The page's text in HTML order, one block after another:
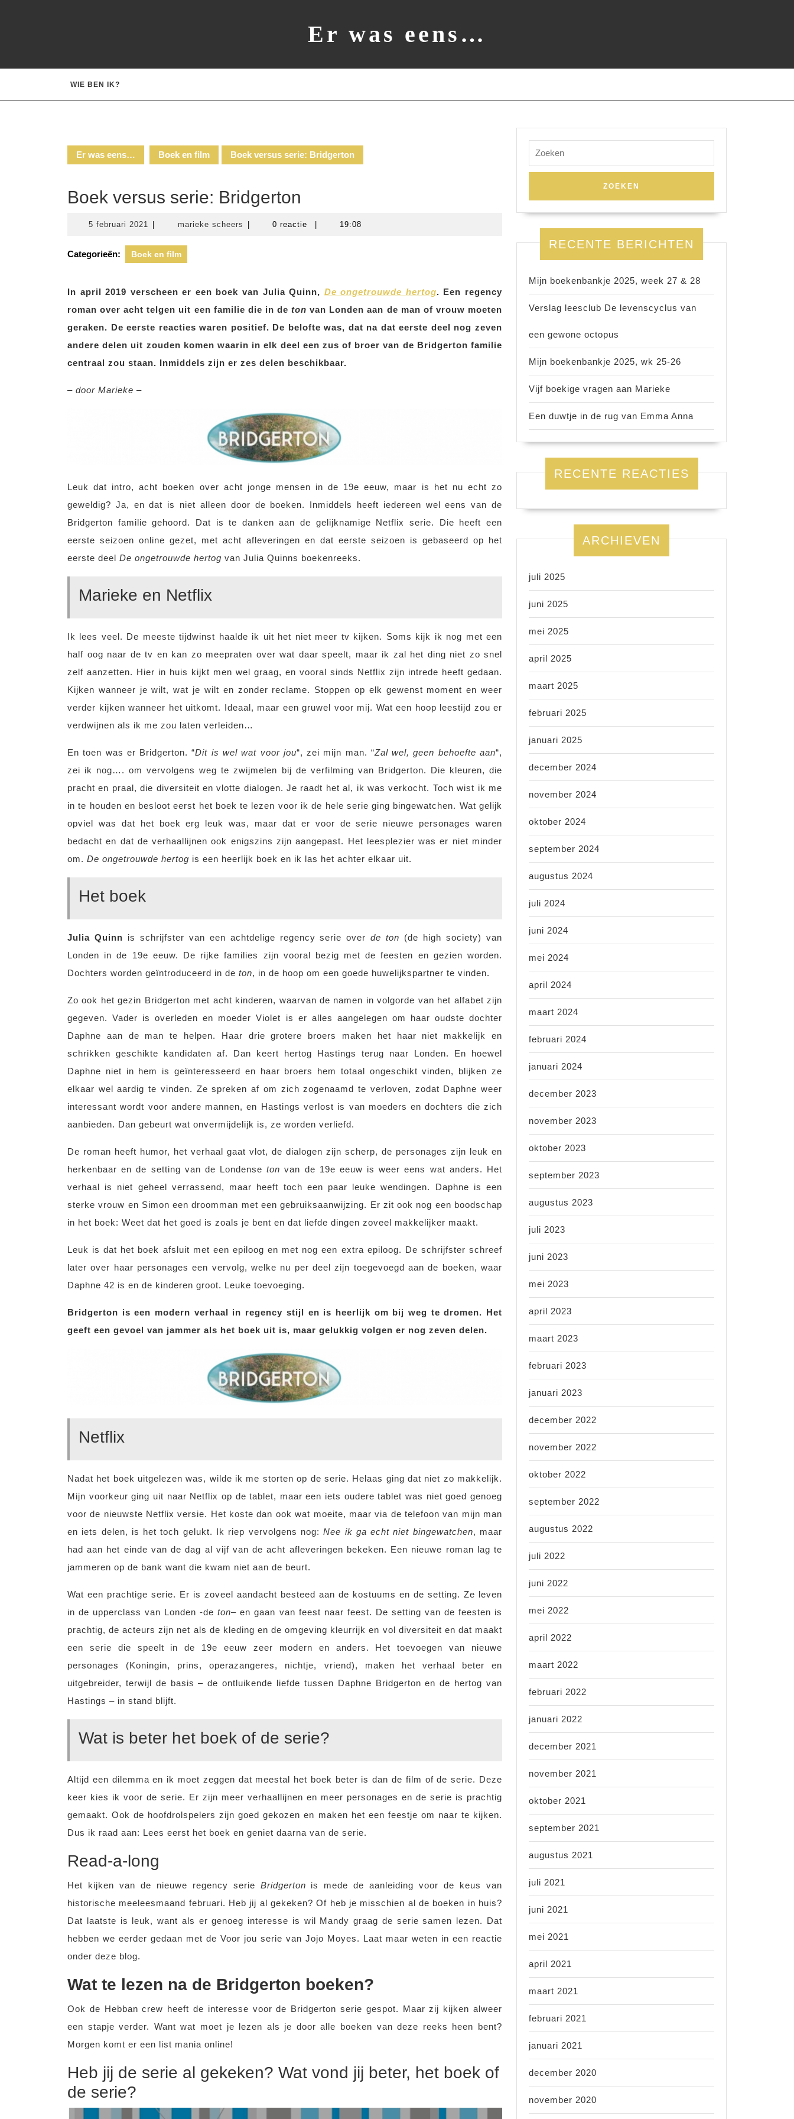
Er was eens…
WIE BEN IK?
Er was eens… Boek en film Boek versus serie: Bridgerton
Boek versus serie: Bridgerton
5 februari 2021
2021
marieke scheers marieke0 reactie 19:08
Categorieën: Boek en film
In april 2019 verscheen er een boek van Julia Quinn, De ongetrouwde hertog. Een regency
roman over acht telgen uit een familie die in deton van Londen aan de man of vrouw moeten
geraken. De eerste reacties waren positief. De belofte was, dat na dat eerste deel nog zeven
andere delen uit zouden komen waarin in elk deel een zus of broer van de Bridgerton familie
centraal zou staan. Inmiddels zijn er zes delen beschikbaar.
– door Marieke –
Leuk dat intro, acht boeken over acht jonge mensen in de 19e eeuw, maar is het nu echt zo
geweldig? Ja, en dat is niet alleen door de boeken. Inmiddels heeft iedereen wel eens van de
Bridgerton familie gehoord. Dat is te danken aan de gelijknamige Netflix serie. Die heeft een
eerste seizoen online gezet, met acht afleveringen en dat eerste seizoen is gebaseerd op het
eerste deel De ongetrouwde hertog van Julia Quinns boekenreeks.
Marieke en Netflix
Ik lees veel. De meeste tijdwinst haalde ik uit het niet meer tv kijken. Soms kijk ik nog met een
half oog naar de tv en kan zo meepraten over wat daar speelt, maar ik zal het ding niet zo snel
zelf aanzetten. Hier in huis kijkt men wel graag, en vooral sinds Netflix zijn intrede heeft gedaan.
Kijken wanneer je wilt, wat je wilt en zonder reclame. Stoppen op elk gewenst moment en weer
verder kijken wanneer het uitkomt. Ideaal, maar een gruwel voor mij. Wat een hoop leestijd zou er
verdwijnen als ik me zou laten verleiden…
En toen was er Bridgerton. “Dit is wel wat voor jou“, zei mijn man. “Zal wel, geen behoefte aan“,
zei ik nog…. om vervolgens weg te zwijmelen bij de verfilming van Bridgerton. Die kleuren, die
pracht en praal, die diversiteit en vlotte dialogen. Je raadt het al, ik was verkocht. Toch wist ik me
in te houden en besloot eerst het boek te lezen voor ik de hele serie ging bingewatchen. Wat gelijk
opviel was dat het boek erg leuk was, maar dat er voor de serie nieuwe personages waren
bedacht en dat de verhaallijnen ook enigszins zijn aangepast. Het leesplezier was er niet minder
om. De ongetrouwde hertog is een heerlijk boek en ik las het achter elkaar uit.
Het boek
Julia Quinn is schrijfster van een achtdelige regency serie overde ton (de high society) van
Londen in de 19e eeuw. De rijke families zijn vooral bezig met de feesten en gezien worden.
Dochters worden geïntroduceerd in de ton, in de hoop om een goede huwelijkspartner te vinden.
Zo ook het gezin Bridgerton met acht kinderen, waarvan de namen in volgorde van het alfabet zijn
gegeven. Vader is overleden en moeder Violet is er alles aangelegen om haar oudste dochter
Daphne aan de man te helpen. Haar drie grotere broers maken het haar niet makkelijk en
schrikken geschikte kandidaten af. Dan keert hertog Hastings terug naar Londen. En hoewel
Daphne niet in hem is geïnteresseerd en haar broers hem totaal ongeschikt vinden, blijken ze
elkaar wel aardig te vinden. Ze spreken af om zich zogenaamd te verloven, zodat Daphne weer
interessant wordt voor andere mannen, en Hastings verlost is van moeders en dochters die zich
aanbieden. Dan gebeurt wat onvermijdelijk is, ze worden verliefd.
De roman heeft humor, het verhaal gaat vlot, de dialogen zijn scherp, de personages zijn leuk en
herkenbaar en de setting van de Londenseton van de 19e eeuw is weer eens wat anders. Het
verhaal is niet geheel verrassend, maar heeft toch een paar leuke wendingen. Daphne is een
sterke vrouw en Simon een droomman met een gebruiksaanwijzing. Er zit ook nog een boodschap
in het boek: Weet dat het goed is zoals je bent en dat liefde dingen zoveel makkelijker maakt.
Leuk is dat het boek afsluit met een epiloog en met nog een extra epiloog. De schrijfster schreef
later over haar personages een vervolg, welke nu per deel zijn toegevoegd aan de boeken, waar
Daphne 42 is en de kinderen groot. Leuke toevoeging.
Bridgerton is een modern verhaal in regency stijl en is heerlijk om bij weg te dromen. Het
geeft een gevoel van jammer als het boek uit is, maar gelukkig volgen er nog zeven delen.
Netflix
Nadat het boek uitgelezen was, wilde ik me storten op de serie. Helaas ging dat niet zo makkelijk.
Mijn voorkeur ging uit naar Netflix op de tablet, maar een iets oudere tablet was niet goed genoeg
voor de nieuwste Netflix versie. Het koste dan ook wat moeite, maar via de telefoon van mijn man
en iets delen, is het toch gelukt. Ik riep vervolgens nog:Nee ik ga echt niet bingewatchen, maar
had aan het einde van de dag al vijf van de acht afleveringen bekeken. Een nieuwe roman lag te
jammeren op de bank want die kwam niet aan de beurt.
Wat een prachtige serie. Er is zoveel aandacht besteed aan de kostuums en de setting. Ze leven
in de upperclass van Londen -deton– en gaan van feest naar feest. De setting van de feesten is
prachtig, de acteurs zijn net als de kleding en de omgeving kleurrijk en vol diversiteit en dat maakt
een serie die speelt in de 19e eeuw zeer modern en anders. Het toevoegen van nieuwe
personages (Koningin, prins, operazangeres, nichtje, vriend), maken het verhaal beter en
uitgebreider, terwijl de basis – de ontluikende liefde tussen Daphne Bridgerton en de hertog van
Hastings – in stand blijft.
Wat is beter het boek of de serie?
Altijd een dilemma en ik moet zeggen dat meestal het boek beter is dan de film of de serie. Deze
keer kies ik voor de serie. Er zijn meer verhaallijnen en meer personages en de serie is prachtig
gemaakt. Ook de hoofdrolspelers zijn goed gekozen en maken het een feestje om naar te kijken.
Dus ik raad aan: Lees eerst het boek en geniet daarna van de serie.
Read-a-long
Het kijken van de nieuwe regency serie Bridgerton is mede de aanleiding voor de keus van
historische meeleesmaand februari. Heb jij al gekeken? Of heb je misschien al de boeken in huis?
Dat laatste is leuk, want als er genoeg interesse is wil Mandy graag de serie samen lezen. Dat
hebben we eerder gedaan met de Voor jou serie van Jojo Moyes. Laat maar weten in een reactie
onder deze blog.
Wat te lezen na de Bridgerton boeken?
Ook de Hebban crew heeft de interesse voor de Bridgerton serie gespot. Maar zij kijken alweer
een stapje verder. Want wat moet je lezen als je door alle boeken van deze reeks heen bent?
Morgen komt er een list mania online!
Heb jij de serie al gekeken? Wat vond jij beter, het boek of
de serie?
naar:
RECENTE BERICHTEN
Mijn boekenbankje 2025, week 27 & 28
Verslag leesclub De levenscyclus van
een gewone octopus
Mijn boekenbankje 2025, wk 25-26
Vijf boekige vragen aan Marieke
Een duwtje in de rug van Emma Anna
RECENTE REACTIES
ARCHIEVEN
juli 2025
juni 2025
mei 2025
april 2025
maart 2025
februari 2025
januari 2025
december 2024
november 2024
oktober 2024
september 2024
augustus 2024
juli 2024
juni 2024
mei 2024
april 2024
maart 2024
februari 2024
januari 2024
december 2023
november 2023
oktober 2023
september 2023
augustus 2023
juli 2023
juni 2023
mei 2023
april 2023
maart 2023
februari 2023
januari 2023
december 2022
november 2022
oktober 2022
september 2022
augustus 2022
juli 2022
juni 2022
mei 2022
april 2022
maart 2022
februari 2022
januari 2022
december 2021
november 2021
oktober 2021
september 2021
augustus 2021
juli 2021
juni 2021
mei 2021
april 2021
maart 2021
februari 2021
januari 2021
december 2020
november 2020